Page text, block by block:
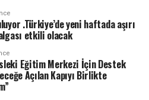
.Türkiye’de yeni haftada aşırı
etkili olacak
Eğitim Merkezi İçin Destek
Açılan Kapıyı Birlikte